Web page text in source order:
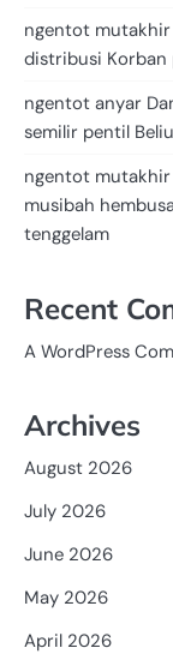
ngentot mutakhir
distribusi Korban
ngentot anyar
semilir pentil
ngentot mutakhir
musibah
tenggelam
Recent
A WordPress
Archives
August 2026
July 2026
June 2026
May 2026
April 2026